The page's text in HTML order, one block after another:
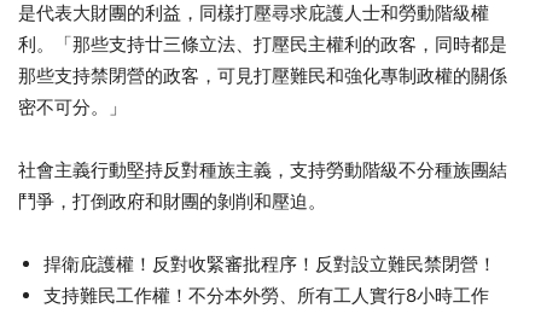
是代表大財團的利益，同樣打壓尋求庇護人士和勞動階級權
利。「那些支持廿三條立法、打壓民主權利的政客，同時都是
那些支持禁閉營的政客，可見打壓難民和強化專制政權的關係
密不可分。」
社會主義行動堅持反對種族主義，支持勞動階級不分種族團結
鬥爭，打倒政府和財團的剝削和壓迫。
捍衛庇護權！反對收緊審批程序！反對設立難民禁閉營！
支持難民工作權！不分本外勞、所有工人實行8小時工作